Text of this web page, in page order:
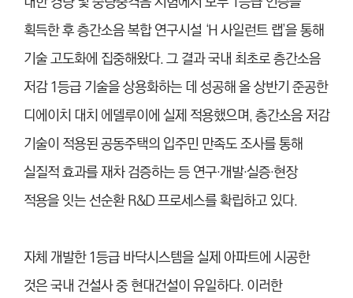
획득한 후 층간소음 복합 연구시설 ‘H 사일런트 랩’을 통해
기술 고도화에 집중해왔다. 그 결과 국내 최초로 층간소음
저감 1등급 기술을 상용화하는 데 성공해 올 상반기 준공한
디에이치 대치 에델루이에 실제 적용했으며, 층간소음 저감
기술이 적용된 공동주택의 입주민 만족도 조사를 통해
실질적 효과를 재차 검증하는 등 연구·개발·실증·현장
적용을 잇는 선순환 R&D 프로세스를 확립하고 있다.
자체 개발한 1등급 바닥시스템을 실제 아파트에 시공한
것은 국내 건설사 중 현대건설이 유일하다. 이러한